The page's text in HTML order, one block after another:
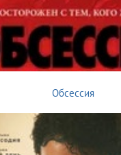
Обсессия